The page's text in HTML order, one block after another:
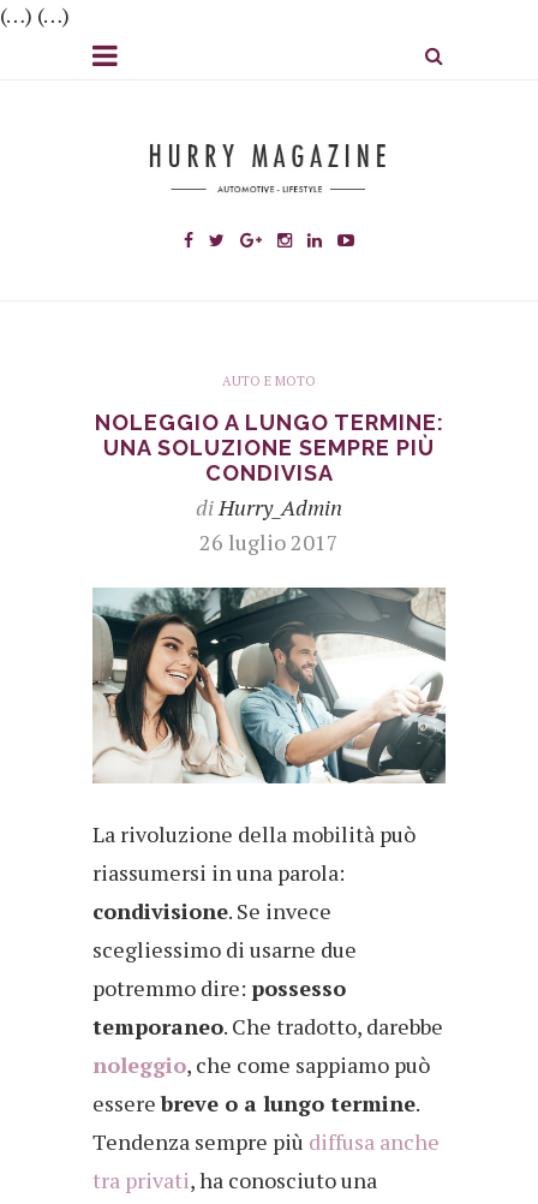
(…) (…)
AUTO E MOTO
NOLEGGIO A LUNGO TERMINE:
UNA SOLUZIONE SEMPRE PIÙ
CONDIVISA
diHurry_Admin
26 luglio 2017
La rivoluzione della mobilità può
riassumersi in una parola:
condivisione. Se invece
scegliessimo di usarne due
potremmo dire: possesso
temporaneo. Che tradotto, darebbe
noleggio, che come sappiamo può
esserebreve o a lungo termine.
Tendenza sempre più diffusa anche
tra privati, ha conosciuto una